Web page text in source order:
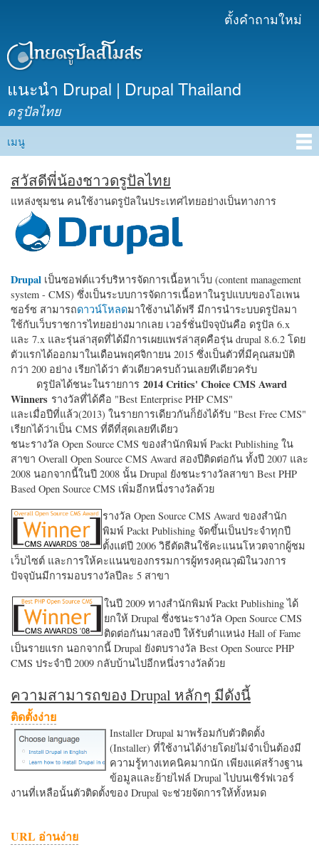
เนื้อหา
ตั้งคำถามใหม่
แนะนำ Drupal | Drupal Thailand
ดรูปัลไทย
Main menu
เมนู
สวัสดีพี่น้องชาวดรูปัลไทย
แหล่งชุมชน คนใช้งานดรูปัลในประเทศไทยอย่างเป็นทางการ
Drupal เป็นซอฟต์แวร์บริหารจัดการเนื้อหาเว็บ (content management
system - CMS) ซึ่งเป็นระบบการจัดการเนื้อหาในรูปแบบของโอเพน
ซอร์ซ สามารถดาวน์โหลดมาใช้งานได้ฟรี มีการนำระบบดรูปัลมา
ใช้กับเว็บราชการไทยอย่างมากเลย เวอร์ชั่นปัจจุบันคือ ดรูปัล 6.x
และ 7.x และรุ่นล่าสุดที่ได้มีการเผยแพร่ล่าสุดคือรุ่น drupal 8.6.2 โดย
ตัวแรกได้ออกมาในเดือนพฤศจิกายน 2015 ซึ่งเป็นตัวที่มีคุณสมบัติ
กว่า 200 อย่าง เรียกได้ว่า ตัวเดียวครบถ้วนเลยทีเดียวครับ
ดรูปัลได้ชนะในรายการ 2014 Critics' Choice CMS Award
Winners รางวัลที่ได้คือ "Best Enterprise PHP CMS"
และเมื่อปีที่แล้ว(2013) ในรายการเดียวกันก็ยังได้รับ "Best Free CMS"
เรียกได้ว่าเป็น CMS ที่ดีที่สุดเลยทีเดียว
ชนะรางวัล Open Source CMS ของสำนักพิมพ์ Packt Publishing ใน
สาขา Overall Open Source CMS Award สองปีติดต่อกัน ทั้งปี 2007 และ
2008 นอกจากนี้ในปี 2008 นั้น Drupal ยังชนะรางวัลสาขา Best PHP
Based Open Source CMS เพิ่มอีกหนึ่งรางวัลด้วย
รางวัล Open Source CMS Award ของสำนัก
พิมพ์ Packt Publishing จัดขึ้นเป็นประจำทุกปี
ตั้งแต่ปี 2006 วิธีตัดสินใช้คะแนนโหวตจากผู้ชม
เว็บไซต์ และการให้คะแนนของกรรมการผู้ทรงคุณวุฒิในวงการ
ปัจจุบันมีการมอบรางวัลปีละ 5 สาขา
ในปี 2009 ทางสำนักพิมพ์ Packt Publishing ได้
ยกให้ Drupal ซึ่งชนะรางวัล Open Source CMS
ติดต่อกันมาสองปี ให้รับตำแหน่ง Hall of Fame
เป็นรายแรก นอกจากนี้ Drupal ยังตบรางวัล Best Open Source PHP
CMS ประจำปี 2009 กลับบ้านไปอีกหนึ่งรางวัลด้วย
ความสามารถของ Drupal หลักๆ มีดังนี้
ติดตั้งง่าย
Installer Drupal มาพร้อมกับตัวติดตั้ง
(Installer) ที่ใช้งานได้ง่ายโดยไม่จำเป็นต้องมี
ความรู้ทางเทคนิคมากนัก เพียงแค่สร้างฐาน
ข้อมูลและย้ายไฟล์ Drupal ไปบนเซิร์ฟเวอร์
งานที่เหลือนั้นตัวติดตั้งของ Drupal จะช่วยจัดการให้ทั้งหมด
URL อ่านง่าย